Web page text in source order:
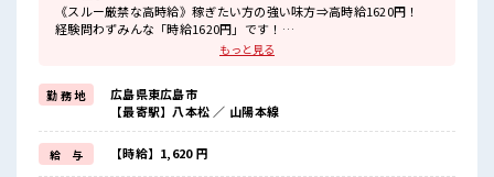
《スルー厳禁な高時給》稼ぎたい方の強い味方⇒高時給1620円！
経験問わずみんな「時給1620円」です！
まずは日勤帯でお仕事がスタートするので、
慣れてきたら2交替へ移行となり、
ジャンジャン稼ぐことができます♪
2交替になれば「月収33万円以上」稼げることも！
お休みは「土日休み」なのでリズムが整いやすくて安心ですね！
大型連休があるのでプライベートも充実に♪
もっと見る
勤 務 地
広島県東広島市
【最寄駅】八本松 ／ 山陽本線
給 与 【時給】1,620 円